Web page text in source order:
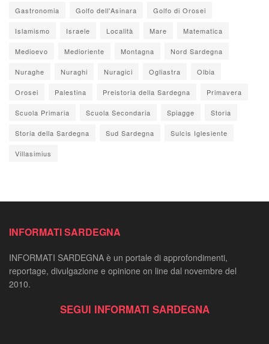
Gastronomia Golfo dell'Asinara Golfo di Orosei
Islamismo Israele Località Mare Matematica
Medioevo Medioriente Montagna Nord Sardegna
Nuraghe Nuraghi Nuragici Ogliastra Olbia
Orosei Palestina Preistoria della Sardegna Primavera
Scuola Primaria Scuola Secondaria Spiagge Storia
Storia della Sardegna Sud Sardegna Sulcis Iglesiente
Villasimius
INFORMATI SARDEGNA
INFORMATI SARDEGNA è un portale di approfondimenti,
reportage, divulgazione e opinione on line dal novembre del
2010.
SEGUI INFORMATI SARDEGNA